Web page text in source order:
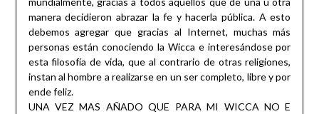
manera decidieron abrazar la fe y hacerla pública. A esto
debemos agregar que gracias al Internet, muchas más
personas están conociendo la Wicca e interesándose por
esta filosofía de vida, que al contrario de otras religiones,
instan al hombre a realizarse en un ser completo, libre y por
ende feliz.
UNA VEZ MAS AÑADO QUE PARA MI WICCA NO E